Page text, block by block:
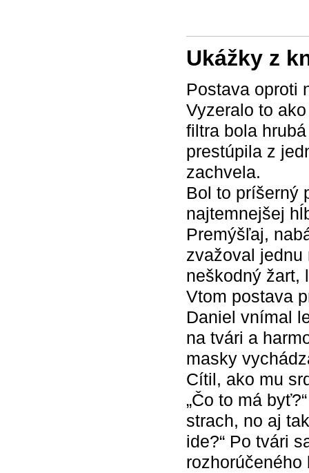
Ukážky z
Postava oproti
Vyzeralo to
filtra bola
prestúpila z
zachvela.
Bol to príšerný
najtemnejšej
Premýšľaj,
zvažoval
neškodný žart,
Vtom postava
Daniel vnímal
na tvári a
masky
Cítil, ako mu
„Čo to má
strach, no aj
ide?“ Po tvári